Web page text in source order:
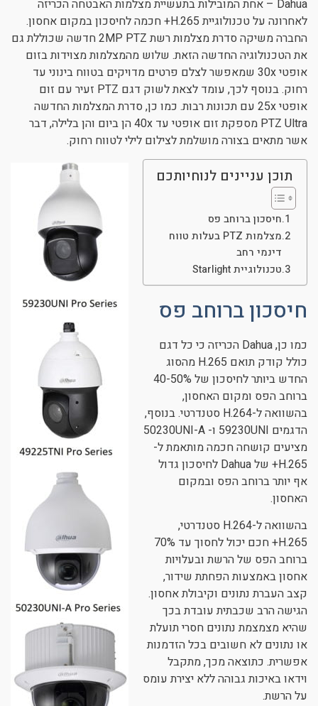
ניגודיות כהה
format_underlined הוסף קו תחתון לקישורים
סמן קישורים
לאפס את כל האפשרויות
Dahua – אחת המובילות בתעשיית מצלמות האבטחה הכריזה
לאחרונה על טכנולוגיית H.265+ חכמה לחיסכון במקום אחסון.
החברה משיקה סדרת מצלמות רשת 2MP PTZ חדשה שכוללת גם
את הטכנולוגיה החדשה הזאת. שלוש מהמצלמות מצוידות בזום
אופטי 30x שמאפשר לצלם פרטים מדויקים בטווח בינוני עד
רחוק. בנוסף לכך, עומד לצאת לשוק דגם PTZ זעיר עם זום
אופטי 25x עם תכונות רבות. כמו כן, סדרת המצלמות החדשה
PTZ Ultra מספקת זום אופטי עד 40x הן ביום והן בלילה, דבר
אשר מתאים בצורה מושלמת לצילום לילי לטווח רחוק.
תוכן עניינים לנוחיותכם
חיסכון ברוחב פס
מצלמות PTZ בעלות טווח
דינמי רחב
טכנולוגיית Starlight
חיסכון ברוחב פס
כמו כן, Dahua הכריזה כי כל דגם
כולל קודק תואם H.265 מהסוג
החדש ביותר לחיסכון של 40-50%
ברוחב הפס ומקום האחסון,
בהשוואה ל-H.264 סטנדרטי. בנוסף,
הדגמים 59230UNI ו- 50230UNI-A
מציעים קושחה חכמה מותאמת ל-
H.265+ של Dahua לחיסכון גדול
אף יותר ברוחב הפס ובמקום
האחסון.
בהשוואה ל-H.264 סטנדרטי,
H.265+ חכם יכול לחסוך עד 70%
ברוחב הפס של הרשת ובעלויות
אחסון באמצעות הפחתת שידור,
קצב העברת נתונים וקיבולת אחסון.
הגישה הרב שכבתית עובדת בכך
שהיא מצמצמת נתונים חסרי תועלת
או נתונים לא חשובים בכל הזדמנות
אפשרית. כתוצאה מכך, מתקבל
וידאו באיכות גבוהה ללא יצירת עומס
על הרשת.